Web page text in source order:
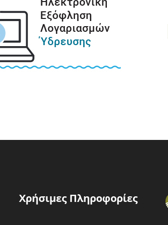
Χρήσιμες Πληροφορίες